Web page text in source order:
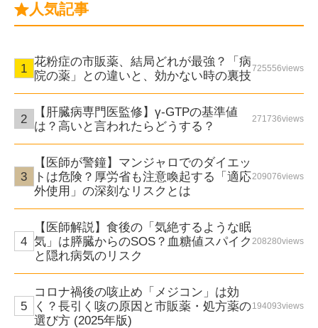
人気記事
花粉症の市販薬、結局どれが最強？「病
院の薬」との違いと、効かない時の裏技725556views
【肝臓病専門医監修】γ-GTPの基準値
は？高いと言われたらどうする？
271736views
【医師が警鐘】マンジャロでのダイエッ
トは危険？厚労省も注意喚起する「適応
外使用」の深刻なリスクとは
209076views
【医師解説】食後の「気絶するような眠
気」は膵臓からのSOS？血糖値スパイク
と隠れ病気のリスク
208280views
コロナ禍後の咳止め「メジコン」は効
く？長引く咳の原因と市販薬・処方薬の
選び方 (2025年版)
194093views